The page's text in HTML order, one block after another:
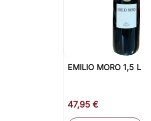
 Vista rápida
EMILIO MORO 1,5 L
47,95 €